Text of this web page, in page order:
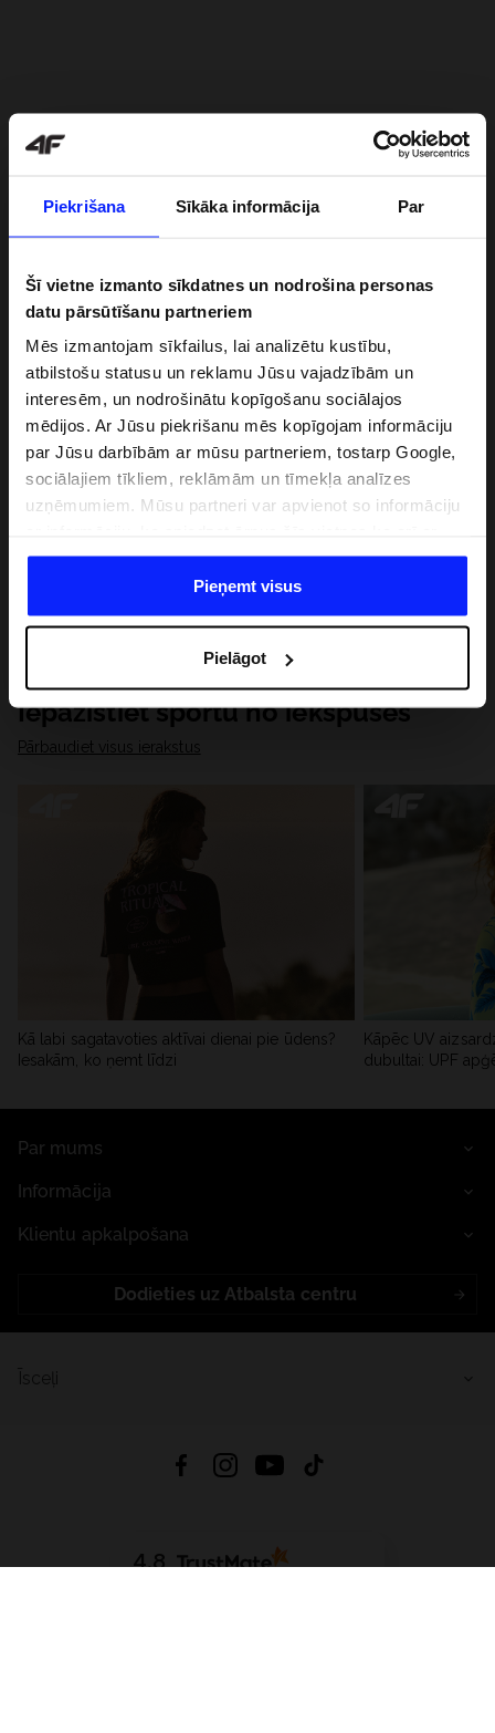
Piekrišana Sīkāka informācija Par
Šī vietne izmanto sīkdatnes un nodrošina personas
datu pārsūtīšanu partneriem
Mēs izmantojam sīkfailus, lai analizētu kustību,
atbilstošu statusu un reklamu Jūsu vajadzībām un
interesēm, un nodrošinātu kopīgošanu sociālajos
mēdijos. Ar Jūsu piekrišanu mēs kopīgojam informāciju
par Jūsu darbībām ar mūsu partneriem, tostarp Google,
sociālajiem tīkliem, reklāmām un tīmekļa analīzes
uzņēmumiem. Mūsu partneri var apvienot so informāciju
datiem, ko viņi iegūst, izmantojot viņu pakalpojumus. Ar
Jūsu atļauju, mēs varam pārsūtīt Jūsu personas datus
saviem partneriem, lai uzlabotu veidu, kadā tiek rādīta
saturu un uzlabotu mūsu partneru piedāvātos risinajumus
( piem. socialos tīklus). Detalizētu informāciju var atrast
mūsu Privātuma politikā un sadaļā "Detaļas".
Pieņemt visus
Pielāgot
Iepazīstiet sportu no iekšpuses
Pārbaudiet visus ierakstus
Kā labi sagatavoties aktīvai dienai pie ūdens?
Iesakām, ko ņemt līdzi
Kāpēc UV
dubultai: UPF
Par mums
Informācija
Klientu apkalpošana
Dodieties uz Atbalsta centru
4.8